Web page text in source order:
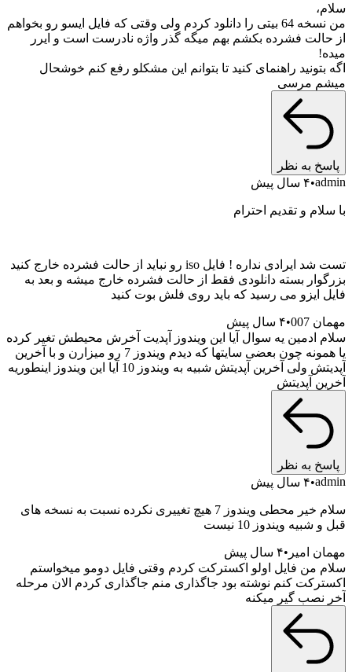
من نسخه 64 بیتی را دانلود کردم ولی وقتی که فایل ایسو رو بخواهم
فشرده بکشم بهم میگه گذر واژه نادرست است و ایرر
راهنمای کنید تا بتوانم این مشکلو رفع کنم خوشحال
مرسی
به نظر
۴ سال پیش
و تقدیم احترام
تست شد ایرادی نداره ! فایل iso رو نباید از حالت فشرده خارج کنید
بسته دانلودی فقط از حالت فشرده خارج میشه و بعد به
ایزو می رسید که باید روی فلش بوت کنید
۴ سال پیش
ادمین یه سوال آیا این ویندوز آپدیت آخرش محیطش تغیر کرده
یا همونه چون بعضی سایتها که دیدم ویندوز 7 رو میزارن و با آخرین
آپدیتش ولی آخرین آپدیتش شبیه به ویندوز 10 آیا این ویندوز اینطوریه
آپدیتش
به نظر
۴ سال پیش
سلام خیر محطی ویندوز 7 هیچ تغییری نکرده نسبت به نسخه های
ویندوز 10 نیست
امیر
۴ سال پیش
من فایل اولو اکسترکت کردم وقتی فایل دومو میخواستم
کنم نوشته بود جاگذاری منم جاگذاری کردم الان مرحله
گیر میکنه